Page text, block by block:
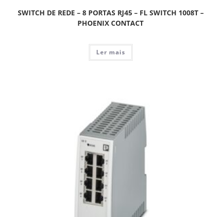
SWITCH DE REDE – 8 PORTAS RJ45 – FL SWITCH 1008T –
PHOENIX CONTACT
Ler mais